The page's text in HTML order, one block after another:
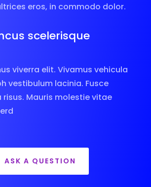
eros, in commodo dolor.
scelerisque
viverra elit. Vivamus vehicula
vestibulum lacinia. Fusce
risus. Mauris molestie vitae
ASK A QUESTION